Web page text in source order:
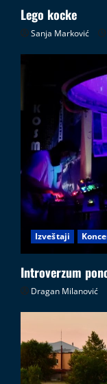
Lego kocke
Sanja Marković
Izveštaji
Introverzum
Dragan Milanović